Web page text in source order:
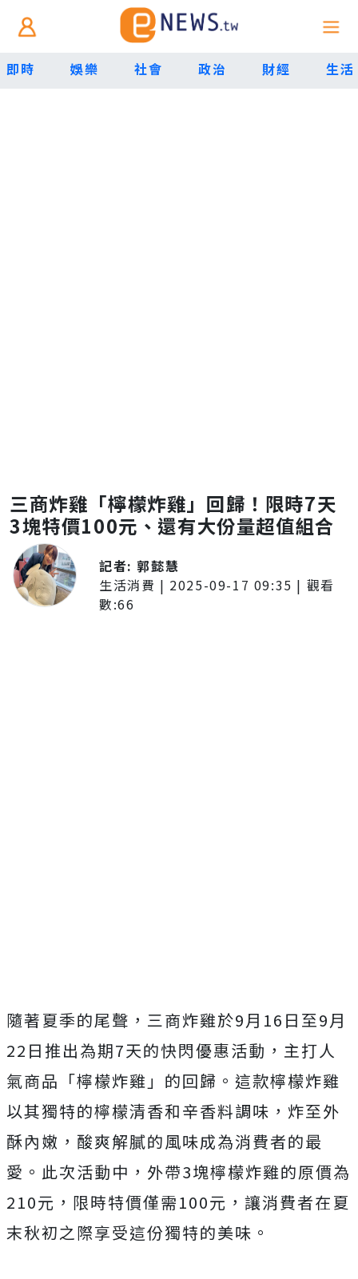
即時 娛樂 社會 政治 財經 生活
三商炸雞「檸檬炸雞」回歸！限時7天
3塊特價100元、還有大份量超值組合
記者:郭懿慧
生活消費 | 2025-09-17 09:35 | 觀看
數:66
隨著夏季的尾聲，三商炸雞於9月16日至9月
22日推出為期7天的快閃優惠活動，主打人
氣商品「檸檬炸雞」的回歸。這款檸檬炸雞
以其獨特的檸檬清香和辛香料調味，炸至外
酥內嫩，酸爽解膩的風味成為消費者的最
愛。此次活動中，外帶3塊檸檬炸雞的原價為
210元，限時特價僅需100元，讓消費者在夏
末秋初之際享受這份獨特的美味。